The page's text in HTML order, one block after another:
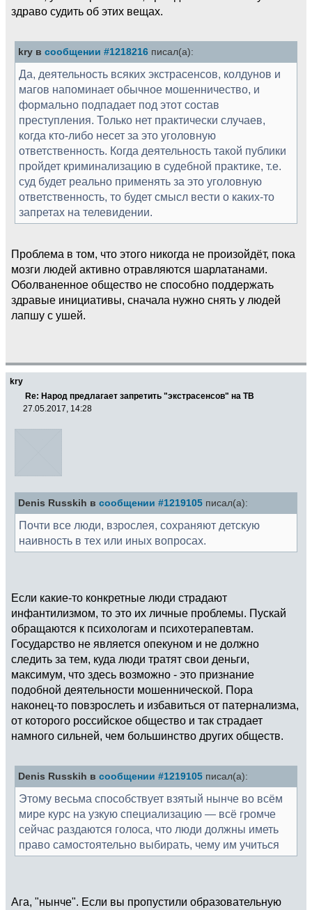
здраво судить об этих вещах.
kry в сообщении #1218216 писал(а):
Да, деятельность всяких экстрасенсов, колдунов и
магов напоминает обычное мошенничество, и
формально подпадает под этот состав
преступления. Только нет практически случаев,
когда кто-либо несет за это уголовную
ответственность. Когда деятельность такой публики
пройдет криминализацию в судебной практике, т.е.
суд будет реально применять за это уголовную
ответственность, то будет смысл вести о каких-то
запретах на телевидении.
Проблема в том, что этого никогда не произойдёт, пока
мозги людей активно отравляются шарлатанами.
Оболваненное общество не способно поддержать
здравые инициативы, сначала нужно снять у людей
лапшу с ушей.
kry
Re: Народ предлагает запретить "экстрасенсов" на ТВ
27.05.2017, 14:28
Denis Russkih в сообщении #1219105 писал(а):
Почти все люди, взрослея, сохраняют детскую
наивность в тех или иных вопросах.
Если какие-то конкретные люди страдают
инфантилизмом, то это их личные проблемы. Пускай
обращаются к психологам и психотерапевтам.
Государство не является опекуном и не должно
следить за тем, куда люди тратят свои деньги,
максимум, что здесь возможно - это признание
подобной деятельности мошеннической. Пора
наконец-то повзрослеть и избавиться от патернализма,
от которого российское общество и так страдает
намного сильней, чем большинство других обществ.
Denis Russkih в сообщении #1219105 писал(а):
Этому весьма способствует взятый нынче во всём
мире курс на узкую специализацию — всё громче
сейчас раздаются голоса, что люди должны иметь
право самостоятельно выбирать, чему им учиться
Ага, "нынче". Если вы пропустили образовательную